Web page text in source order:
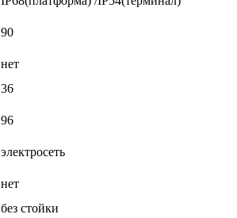
90
нет
36
96
электросеть
нет
без стойки